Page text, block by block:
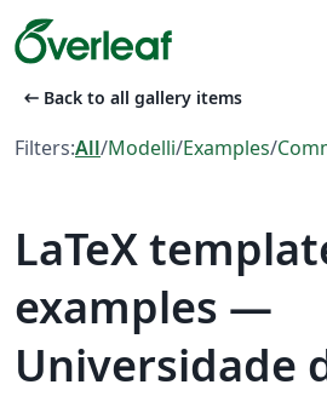
arrow_left_alt Back to all gallery items
Filters:All/Modelli/Examples/
LaTeX
examples —
Universidade